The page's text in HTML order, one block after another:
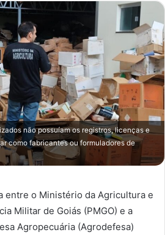
não possuíam os registros, licenças e
como fabricantes ou formuladores de
entre o Ministério da Agricultura e
Militar de Goiás (PMGO) e a
Agropecuária (Agrodefesa)